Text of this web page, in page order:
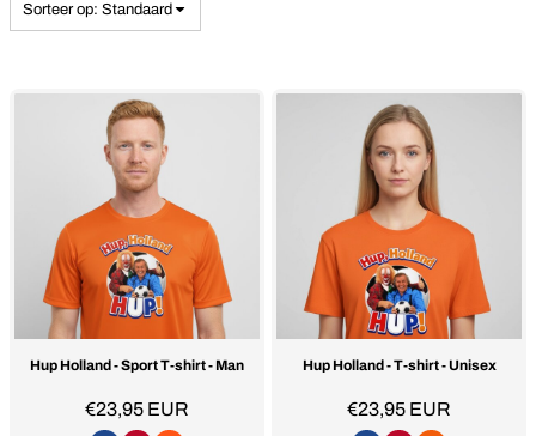
Sorteer op: Standaard
Hup Holland - Sport T-shirt - Man
€23,95 EUR
Hup Holland - T-shirt - Unisex
€23,95 EUR